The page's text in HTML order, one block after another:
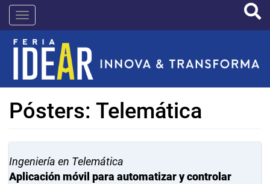
Pasar
contenido
principal
IDEAR
Pósters: Telemática
Ingeniería en Telemática
Aplicación móvil para automatizar y controlar